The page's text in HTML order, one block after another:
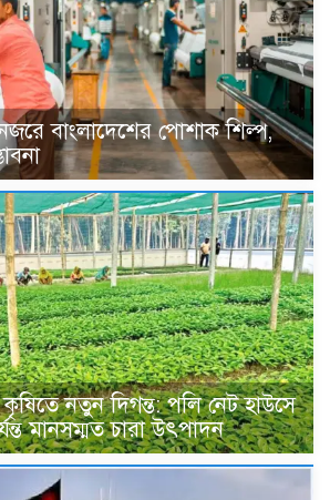
বাংলাদেশের পোশাক শিল্প,
নতুন দিগন্ত: পলি নেট হাউসে
মানসম্মত চারা উৎপাদন